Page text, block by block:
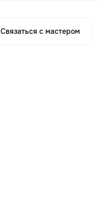
Связаться с мастером